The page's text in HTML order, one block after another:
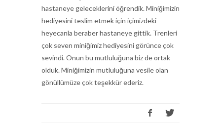
hastaneye geleceklerini öğrendik. Miniğimizin
hediyesini teslim etmek için içimizdeki
heyecanla beraber hastaneye gittik. Trenleri
çok seven miniğimiz hediyesini görünce çok
sevindi. Onun bu mutluluğuna biz de ortak
olduk. Miniğimizin mutluluğuna vesile olan
gönüllümüze çok teşekkür ederiz.